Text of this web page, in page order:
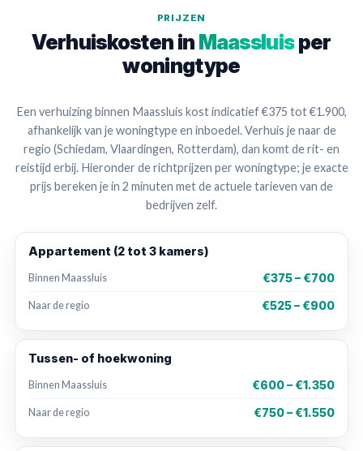
PRIJZEN
Verhuiskosten in Maassluis per
woningtype
Een verhuizing binnen Maassluis kost indicatief €375 tot €1.900,
afhankelijk van je woningtype en inboedel. Verhuis je naar de
regio (Schiedam, Vlaardingen, Rotterdam), dan komt de rit- en
reistijd erbij. Hieronder de richtprijzen per woningtype; je exacte
prijs bereken je in 2 minuten met de actuele tarieven van de
bedrijven zelf.
Appartement (2 tot 3 kamers)
Binnen Maassluis €375 – €700
Naar de regio €525 – €900
Tussen- of hoekwoning
Binnen Maassluis €600 – €1.350
Naar de regio €750 – €1.550